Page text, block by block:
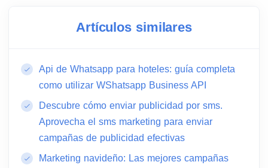
Artículos similares
Api de Whatsapp para hoteles: guía completa
como utilizar WShatsapp Business API
Descubre cómo enviar publicidad por sms.
Aprovecha el sms marketing para enviar
campañas de publicidad efectivas
Marketing navideño: Las mejores campañas